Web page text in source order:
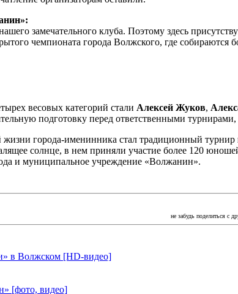
замечательного клуба. Поэтому здесь
чемпионата города Волжского, где собираются
весовых категорий стали Алексей Жуков,
подготовку перед ответственными турнирами,
города-именинника стал традиционный турнир
солнце, в нем приняли участие более 120
и муниципальное учреждение «Волжанин».
не забудь поделиться с
в Волжском [HD-видео]
[фото, видео]